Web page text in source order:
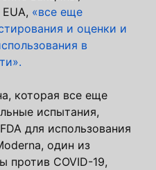
«все еще
и оценки и
в
которая все еще
испытания,
для использования
один из
против COVID-19,